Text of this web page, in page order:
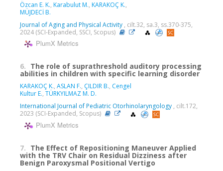
Özcan E. K., Karabulut M., KARAKOÇ K.,
MÜJDECİ B.
Journal of Aging and Physical Activity , cilt.32, sa.3, ss.370-375,
2024 (SCI-Expanded, SSCI, Scopus)
PlumX Metrics
6. The role of suprathreshold auditory processing
abilities in children with specific learning disorder
KARAKOÇ K., ASLAN F., ÇILDIR B., Cengel
Kultur E., TÜRKYILMAZ M. D.
International Journal of Pediatric Otorhinolaryngology , cilt.172,
2023 (SCI-Expanded, Scopus)
PlumX Metrics
7. The Effect of Repositioning Maneuver Applied
with the TRV Chair on Residual Dizziness after
Benign Paroxysmal Positional Vertigo